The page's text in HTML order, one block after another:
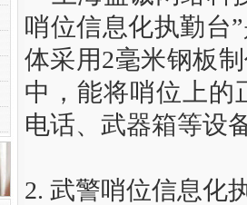
哨位信息化执勤台
体采用2毫米钢板
中，能将哨位上的
电话、武器箱等设
2. 武警哨位信息化